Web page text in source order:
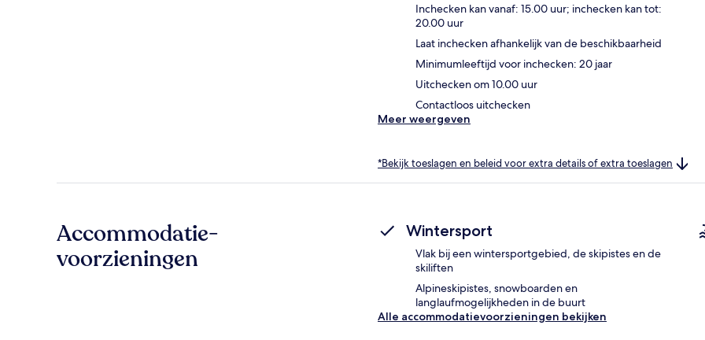
Inchecken kan vanaf: 15.00 uur; inchecken kan tot:
20.00 uur
Laat inchecken afhankelijk van de beschikbaarheid
Minimumleeftijd voor inchecken: 20 jaar
Uitchecken om 10.00 uur
Contactloos uitchecken
Meer weergeven
*Bekijk toeslagen en beleid voor extra details of extra toeslagen
Accommodatie-
voorzieningen
Wintersport
Vlak bij een wintersportgebied, de skipistes en de
skiliften
Alpineskipistes, snowboarden en
langlaufmogelijkheden in de buurt
Alle accommodatievoorzieningen bekijken